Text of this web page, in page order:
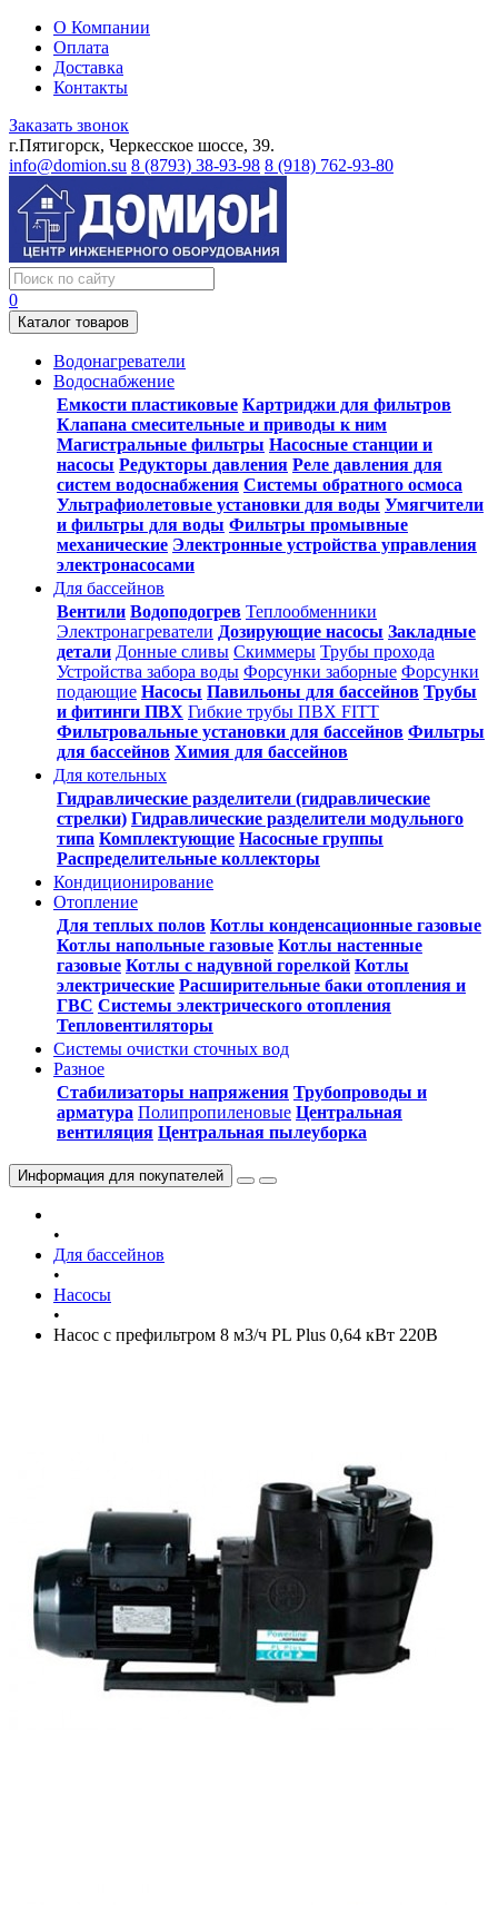
О Компании
Оплата
Доставка
Контакты
Заказать звонок
г.Пятигорск, Черкесское шоссе, 39.
info@domion.su 8 (8793) 38-93-98 8 (918) 762-93-80
0
Каталог товаров
Водонагреватели
Водоснабжение
Емкости пластиковые Картриджи для фильтров
Клапана смесительные и приводы к ним
Магистральные фильтры Насосные станции и
насосы Редукторы давления Реле давления для
систем водоснабжения Системы обратного осмоса
Ультрафиолетовые установки для воды Умягчители
и фильтры для воды Фильтры промывные
механические Электронные устройства управления
электронасосами
Для бассейнов
Вентили Водоподогрев Теплообменники
Электронагреватели Дозирующие насосы Закладные
детали Донные сливы Скиммеры Трубы прохода
Устройства забора воды Форсунки заборные Форсунки
подающие Насосы Павильоны для бассейнов Трубы
и фитинги ПВХ Гибкие трубы ПВХ FITT
Фильтровальные установки для бассейнов Фильтры
для бассейнов Химия для бассейнов
Для котельных
Гидравлические разделители (гидравлические
стрелки) Гидравлические разделители модульного
типа Комплектующие Насосные группы
Распределительные коллекторы
Кондиционирование
Отопление
Для теплых полов Котлы конденсационные газовые
Котлы напольные газовые Котлы настенные
газовые Котлы с надувной горелкой Котлы
электрические Расширительные баки отопления и
ГВС Системы электрического отопления
Тепловентиляторы
Системы очистки сточных вод
Разное
Стабилизаторы напряжения Трубопроводы и
арматура Полипропиленовые Центральная
вентиляция Центральная пылеуборка
Информация для покупателей
•
Для бассейнов
•
Насосы
•
Насос c префильтром 8 м3/ч PL Plus 0,64 кВт 220В